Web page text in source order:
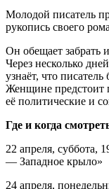
Молодой писатель
рукопись своего
Он обещает забрать
Через несколько
узнаёт, что
Женщине предстоит
её политические и
Где и когда
22 апреля, суббота,
— Западное крыло»
24 апреля,